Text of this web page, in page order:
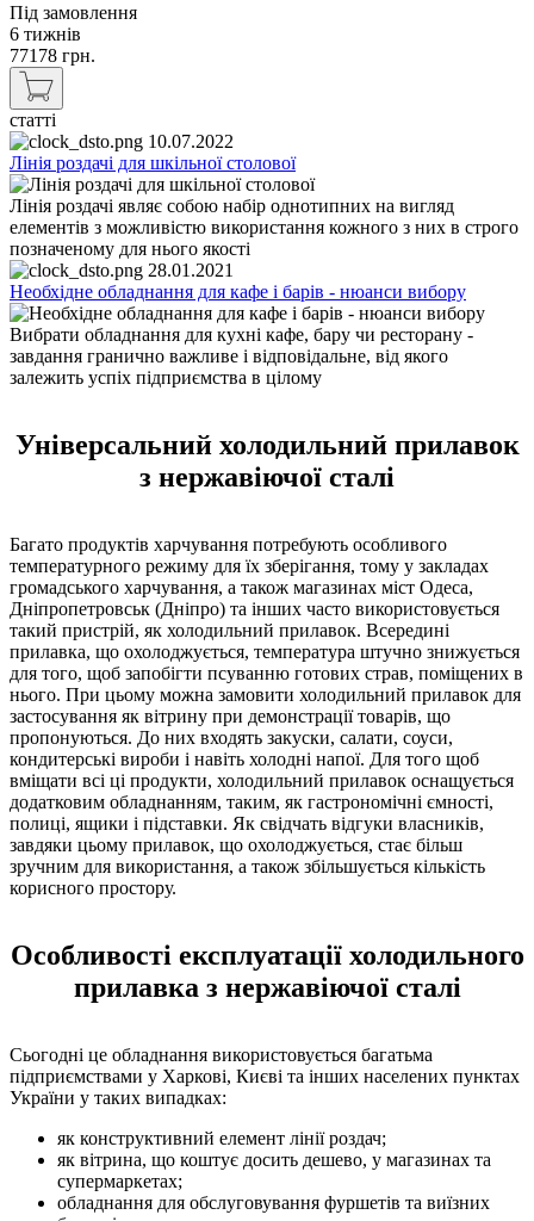
Під замовлення
6 тижнів
77178 грн.
статті
10.07.2022
Лінія роздачі для шкільної столової
Лінія роздачі являє собою набір однотипних на вигляд
елементів з можливістю використання кожного з них в строго
позначеному для нього якості
28.01.2021
Необхідне обладнання для кафе і барів - нюанси вибору
Вибрати обладнання для кухні кафе, бару чи ресторану -
завдання гранично важливе і відповідальне, від якого
залежить успіх підприємства в цілому
Універсальний холодильний прилавок
з нержавіючої сталі
Багато продуктів харчування потребують особливого
температурного режиму для їх зберігання, тому у закладах
громадського харчування, а також магазинах міст Одеса,
Дніпропетровськ (Дніпро) та інших часто використовується
такий пристрій, як холодильний прилавок. Всередині
прилавка, що охолоджується, температура штучно знижується
для того, щоб запобігти псуванню готових страв, поміщених в
нього. При цьому можна замовити холодильний прилавок для
застосування як вітрину при демонстрації товарів, що
пропонуються. До них входять закуски, салати, соуси,
кондитерські вироби і навіть холодні напої. Для того щоб
вміщати всі ці продукти, холодильний прилавок оснащується
додатковим обладнанням, таким, як гастрономічні ємності,
полиці, ящики і підставки. Як свідчать відгуки власників,
завдяки цьому прилавок, що охолоджується, стає більш
зручним для використання, а також збільшується кількість
корисного простору.
Особливості експлуатації холодильного
прилавка з нержавіючої сталі
Сьогодні це обладнання використовується багатьма
підприємствами у Харкові, Києві та інших населених пунктах
України у таких випадках:
як конструктивний елемент лінії роздач;
як вітрина, що коштує досить дешево, у магазинах та
супермаркетах;
обладнання для обслуговування фуршетів та виїзних